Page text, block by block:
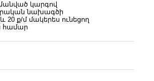
կարգով
նախագծի
ք/մ մակերես ունեցող
համար